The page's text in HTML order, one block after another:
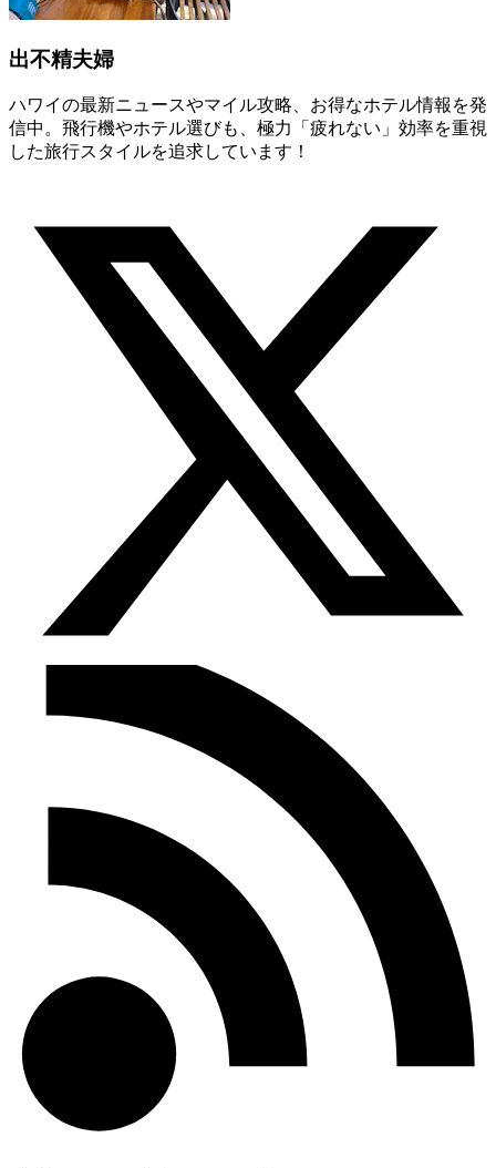
出不精夫婦
ハワイの最新ニュースやマイル攻略、お得なホテル情報を発
信中。飛行機やホテル選びも、極力「疲れない」効率を重視
した旅行スタイルを追求しています！